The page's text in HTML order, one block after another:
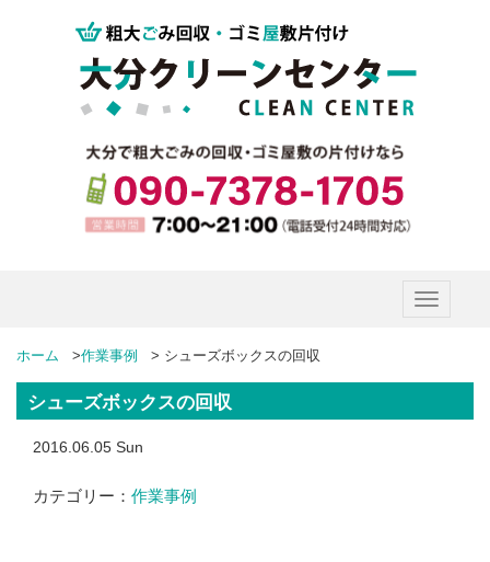
Toggle
ホーム >作業事例 > シューズボックスの回収
シューズボックスの回収
2016.06.05 Sun
カテゴリー： 作業事例